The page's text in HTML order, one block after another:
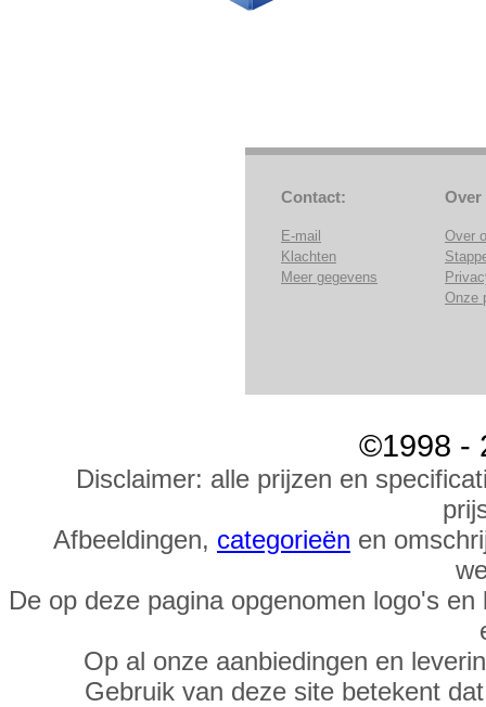
Contact:
E-mail
Klachten
Meer gegevens
Over
Over
Onze
©1998 -
Disclaimer: alle prijzen en
Afbeeldingen, categorieën en
De op deze pagina opgenomen logo's
Op al onze aanbiedingen en
Gebruik van deze site betekent